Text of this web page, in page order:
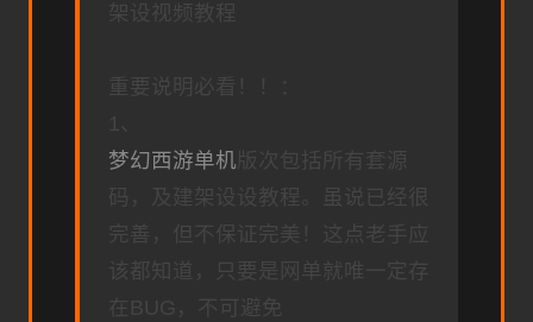
架设视频教程
重要说明必看！！：
1、
梦幻西游单机 版次包括所有套源
码，及建架设设教程。虽说已经很
完善，但不保证完美！这点老手应
该都知道，只要是网单就唯一定存
在BUG，不可避免